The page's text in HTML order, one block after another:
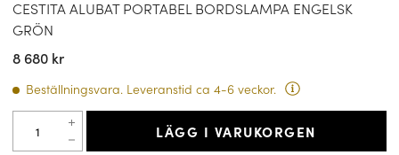
CESTITA ALUBAT PORTABEL BORDSLAMPA ENGELSK
GRÖN
8 680 kr
Beställningsvara. Leveranstid ca 4-6 veckor.
LÄGG I VARUKORGEN